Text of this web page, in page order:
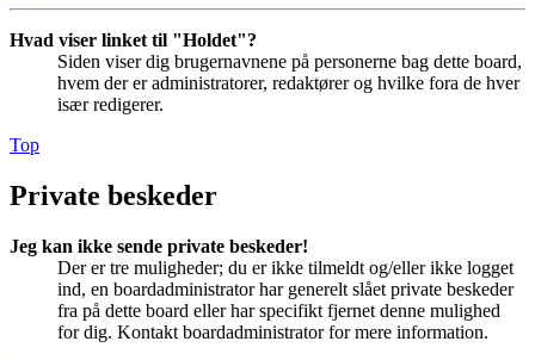
Hvad viser linket til "Holdet"?
Siden viser dig brugernavnene på personerne bag dette board,
hvem der er administratorer, redaktører og hvilke fora de hver
især redigerer.
Top
Private beskeder
Jeg kan ikke sende private beskeder!
Der er tre muligheder; du er ikke tilmeldt og/eller ikke logget
ind, en boardadministrator har generelt slået private beskeder
fra på dette board eller har specifikt fjernet denne mulighed
for dig. Kontakt boardadministrator for mere information.